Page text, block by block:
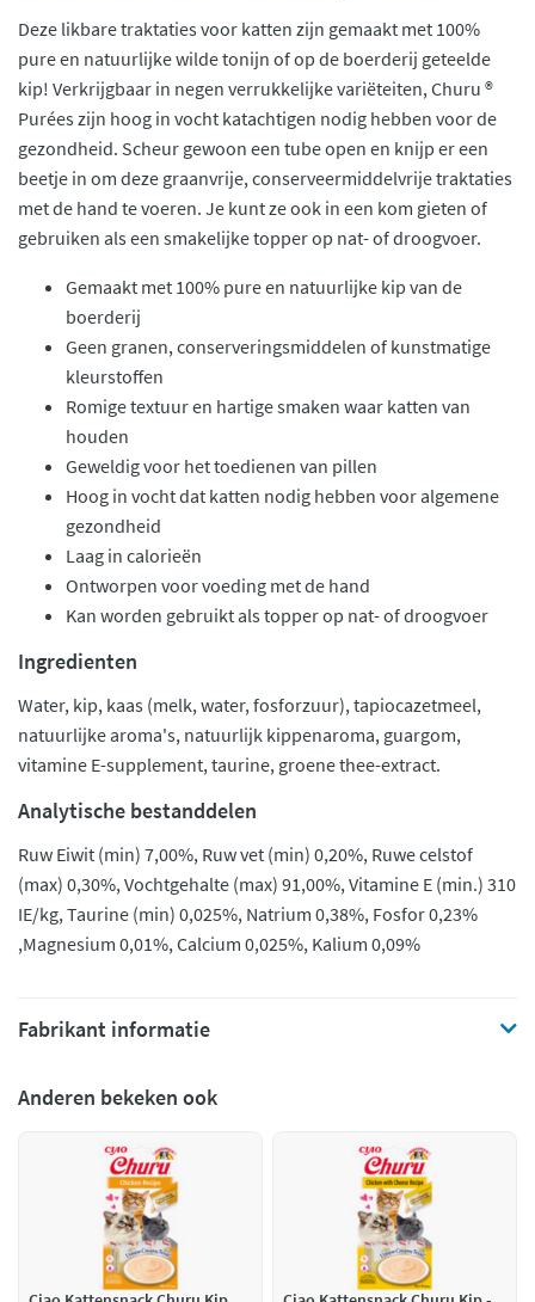
Deze likbare traktaties voor katten zijn gemaakt met 100%
pure en natuurlijke wilde tonijn of op de boerderij geteelde
kip! Verkrijgbaar in negen verrukkelijke variëteiten, Churu ®
Purées zijn hoog in vocht katachtigen nodig hebben voor de
gezondheid. Scheur gewoon een tube open en knijp er een
beetje in om deze graanvrije, conserveermiddelvrije traktaties
met de hand te voeren. Je kunt ze ook in een kom gieten of
gebruiken als een smakelijke topper op nat- of droogvoer.
Gemaakt met 100% pure en natuurlijke kip van de
boerderij
Geen granen, conserveringsmiddelen of kunstmatige
kleurstoffen
Romige textuur en hartige smaken waar katten van
houden
Geweldig voor het toedienen van pillen
Hoog in vocht dat katten nodig hebben voor algemene
gezondheid
Laag in calorieën
Ontworpen voor voeding met de hand
Kan worden gebruikt als topper op nat- of droogvoer
Ingredienten
Water, kip, kaas (melk, water, fosforzuur), tapiocazetmeel,
natuurlijke aroma's, natuurlijk kippenaroma, guargom,
vitamine E-supplement, taurine, groene thee-extract.
Analytische bestanddelen
Ruw Eiwit (min) 7,00%, Ruw vet (min) 0,20%, Ruwe celstof
(max) 0,30%, Vochtgehalte (max) 91,00%, Vitamine E (min.) 310
IE/kg, Taurine (min) 0,025%, Natrium 0,38%, Fosfor 0,23%
,Magnesium 0,01%, Calcium 0,025%, Kalium 0,09%
Fabrikant informatie
Anderen bekeken ook